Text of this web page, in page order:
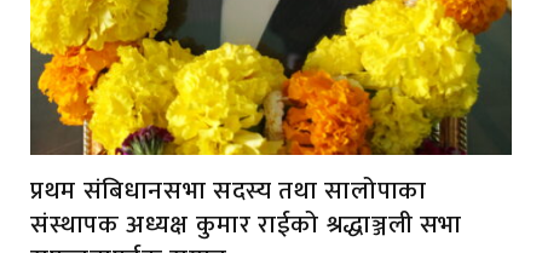
प्रथम संबिधानसभा सदस्य तथा सालोपाका
संस्थापक अध्यक्ष कुमार राईको श्रद्धाञ्जली सभा